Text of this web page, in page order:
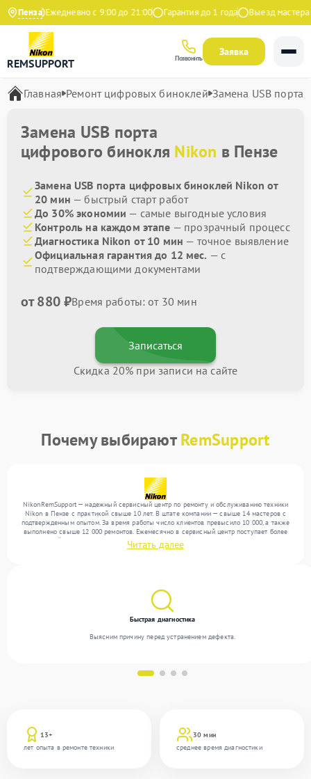
ПензаЕжедневно с 9:00 до 21:00 Гарантия до 1 года Выезд мастера
REMSUPPORT Позвонить
Заявка
Главная Ремонт цифровых биноклей Замена USB порта
Замена USB порта
цифрового бинокля Nikon в Пензе
Замена USB порта цифровых биноклей Nikon от
20 мин — быстрый старт работ
До 30% экономии — самые выгодные условия
Контроль на каждом этапе — прозрачный процесс
Диагностика Nikon от 10 мин — точное выявление
Официальная гарантия до 12 мес. — с
подтверждающими документами
от 880 ₽Время работы: от 30 мин
Записаться
Скидка 20% при записи на сайте
Почему выбираютRemSupport
NikonRemSupport — надежный сервисный центр по ремонту и обслуживанию техники
Nikon в Пензе с практикой свыше 10 лет. В штате компании — свыше 14 мастеров с
подтвержденным опытом. За время работы число клиентов превысило 10 000, а также
выполнено свыше 12 000 ремонтов. Ежемесячно в сервисный центр поступает более
300 устройств, включая , , . Мы выполняем ремонт различного уровня сложности и
обеспечиваем надежный результат благодаря опыту команды.
Читать далее
13+
лет опыта в ремонте техники
30 мин
среднее время диагностики
Быстрая диагностика
Выясним причину перед устранением дефекта.